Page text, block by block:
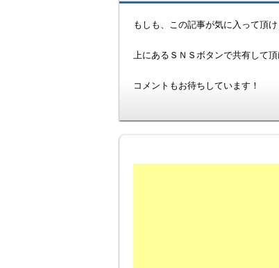
もしも、この記事が気に入って頂
上にあるＳＮＳボタンで共有して
コメントもお待ちしています！